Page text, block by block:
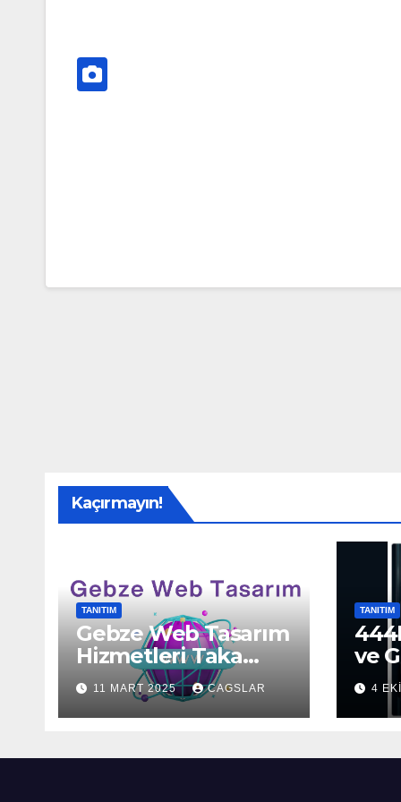
Kaçırmayın!
TANITIM
Gebze Web Tasarım
Hizmetleri Taka
Bilişim’de!
11 MART 2025 CAGSLAR
TANITIM
ve
4